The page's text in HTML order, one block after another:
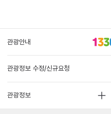
관광안내
관광정보 수정/신규요청
관광정보